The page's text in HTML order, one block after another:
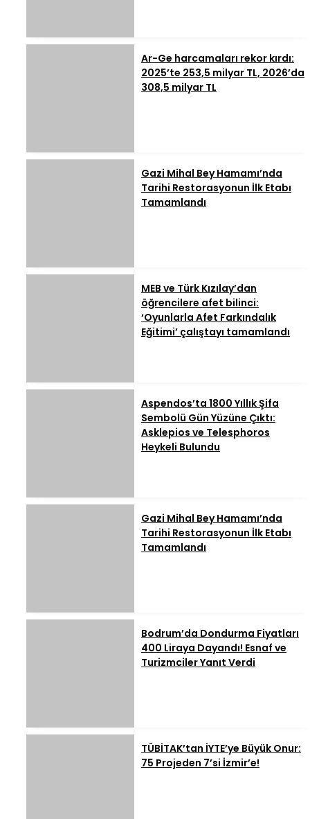
Ar-Ge harcamaları rekor kırdı:
2025’te 253,5 milyar TL, 2026’da
308,5 milyar TL
Gazi Mihal Bey Hamamı’nda
Tarihi Restorasyonun İlk Etabı
Tamamlandı
MEB ve Türk Kızılay’dan
öğrencilere afet bilinci:
‘Oyunlarla Afet Farkındalık
Eğitimi’ çalıştayı tamamlandı
Aspendos’ta 1800 Yıllık Şifa
Sembolü Gün Yüzüne Çıktı:
Asklepios ve Telesphoros
Heykeli Bulundu
Gazi Mihal Bey Hamamı’nda
Tarihi Restorasyonun İlk Etabı
Tamamlandı
Bodrum’da Dondurma Fiyatları
400 Liraya Dayandı! Esnaf ve
Turizmciler Yanıt Verdi
TÜBİTAK’tan İYTE’ye Büyük Onur:
75 Projeden 7’si İzmir’e!